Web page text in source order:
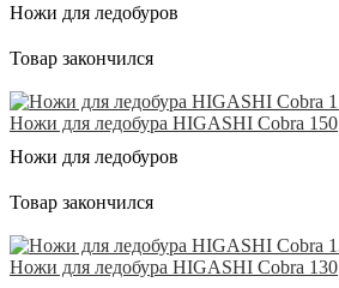
Ножи для ледобуров
Товар закончился
Ножи для ледобура HIGASHI Cobra 150
Ножи для ледобуров
Товар закончился
Ножи для ледобура HIGASHI Cobra 130